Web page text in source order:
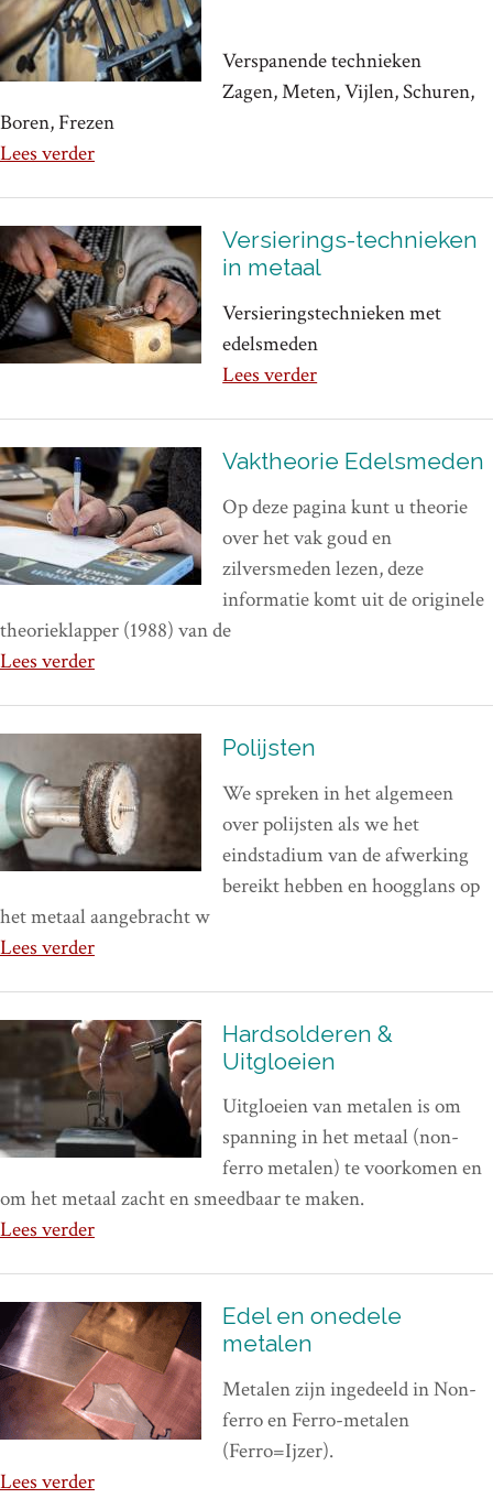
Verspanende technieken
Zagen, Meten, Vijlen, Schuren,
Boren, Frezen
Lees verder
Versierings-technieken
in metaal
Versieringstechnieken met
edelsmeden
Lees verder
Vaktheorie Edelsmeden
Op deze pagina kunt u theorie
over het vak goud en
zilversmeden lezen, deze
informatie komt uit de originele
theorieklapper (1988) van de
Lees verder
Polijsten
We spreken in het algemeen
over polijsten als we het
eindstadium van de afwerking
bereikt hebben en hoogglans op
het metaal aangebracht w
Lees verder
Hardsolderen &
Uitgloeien
Uitgloeien van metalen is om
spanning in het metaal (non-
ferro metalen) te voorkomen en
om het metaal zacht en smeedbaar te maken.
Lees verder
Edel en onedele
metalen
Metalen zijn ingedeeld in Non-
ferro en Ferro-metalen
(Ferro=Ijzer).
Lees verder